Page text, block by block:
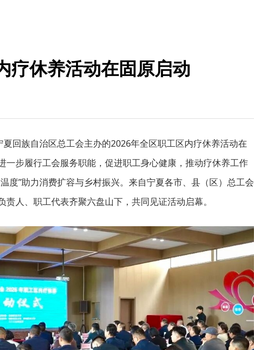
疗休养活动在固原启动
夏回族自治区总工会主办的2026年全区职工区内疗休养活动在
一步履行工会服务职能，促进职工身心健康，推动疗休养工作
度”助力消费扩容与乡村振兴。来自宁夏各市、县（区）总工会
责人、职工代表齐聚六盘山下，共同见证活动启幕。